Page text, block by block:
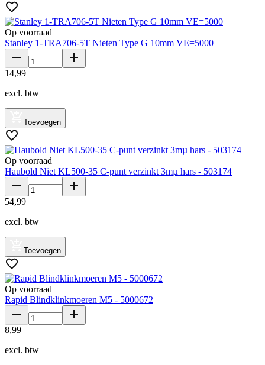
Op voorraad
Stanley 1-TRA706-5T Nieten Type G 10mm VE=5000
14,99
excl. btw
Toevoegen
Op voorraad
Haubold Niet KL500-35 C-punt verzinkt 3mµ hars - 503174
54,99
excl. btw
Toevoegen
Op voorraad
Rapid Blindklinkmoeren M5 - 5000672
8,99
excl. btw